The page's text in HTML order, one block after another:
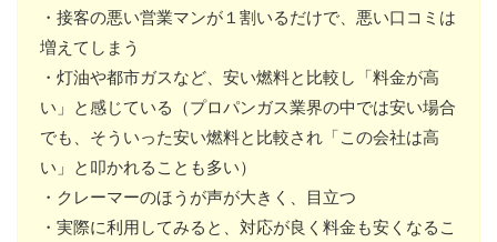
・接客の悪い営業マンが１割いるだけで、悪い口コミは
増えてしまう
・灯油や都市ガスなど、安い燃料と比較し「料金が高
い」と感じている（プロパンガス業界の中では安い場合
でも、そういった安い燃料と比較され「この会社は高
い」と叩かれることも多い）
・クレーマーのほうが声が大きく、目立つ
・実際に利用してみると、対応が良く料金も安くなるこ